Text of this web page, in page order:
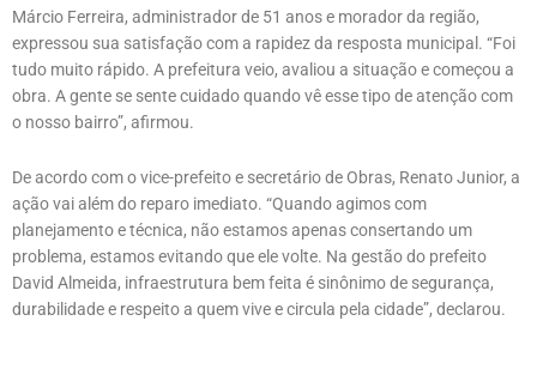
Márcio Ferreira, administrador de 51 anos e morador da região,
expressou sua satisfação com a rapidez da resposta municipal. “Foi
tudo muito rápido. A prefeitura veio, avaliou a situação e começou a
obra. A gente se sente cuidado quando vê esse tipo de atenção com
o nosso bairro”, afirmou.
De acordo com o vice-prefeito e secretário de Obras, Renato Junior, a
ação vai além do reparo imediato. “Quando agimos com
planejamento e técnica, não estamos apenas consertando um
problema, estamos evitando que ele volte. Na gestão do prefeito
David Almeida, infraestrutura bem feita é sinônimo de segurança,
durabilidade e respeito a quem vive e circula pela cidade”, declarou.